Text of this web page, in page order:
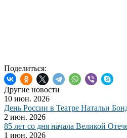
Поделиться:
Другие новости
10 июн. 2026
День России в Театре Натальи
2 июн. 2026
85 лет со дня начала Великой
1 июн. 2026